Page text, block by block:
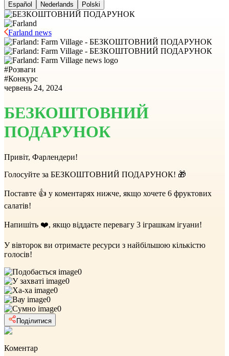
Español
Nederlands Polski
Farland news
#Розваги
#Конкурс
червень 24, 2024
БЕЗКОШТОВНИЙ
ПОДАРУНОК
Привіт, Фарлендери!
Голосуйте за БЕЗКОШТОВНИЙ ПОДАРУНОК! 🎁
Поставте 👍 у коментарях нижче, якщо хочете 6 фруктових
салатів!
Напишіть ❤️, якщо віддаєте перевагу 3 іграшкам ігуани!
У вівторок ви отримаєте ресурси з найбільшою кількістю
голосів!
0
0
0
0
0
Поділитися
Коментар